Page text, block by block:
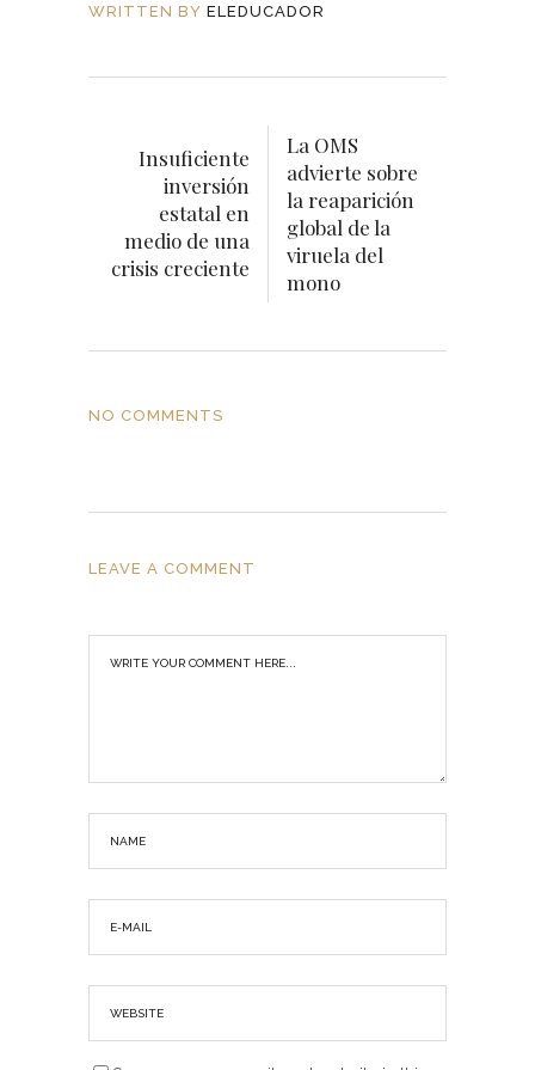
WRITTEN BY ELEDUCADOR
Insuficiente
inversión
estatal en
medio de una
crisis creciente
La OMS
advierte sobre
la reaparición
global de la
viruela del
mono
NO COMMENTS
LEAVE A COMMENT